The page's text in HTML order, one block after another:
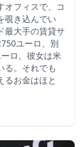
オフィスで、コ
覗き込んでい
最大手の賃貸サ
ユーロ、別
ロ。彼女は米
る。それでも
るお金はほと